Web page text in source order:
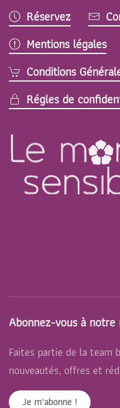
Réservez
Mentions légales
Conditions
Régles de
Abonnez-vous à
Faites partie de la team
nouveautés, offres et
Je m'abonne !